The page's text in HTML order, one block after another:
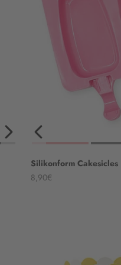
Silikonform Cakesicles
Angebot
8,90€